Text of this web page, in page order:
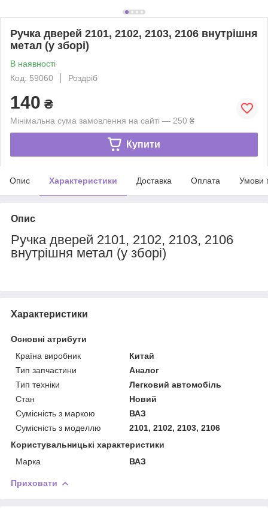
Ручка дверей 2101, 2102, 2103, 2106 внутрішня
метал (у зборі)
В наявності
Код: 59060
Роздріб
140 ₴
Мінімальна сума замовлення на сайті — 250 ₴
Купити
Опис Характеристики Доставка Оплата Умови
Опис
Ручка дверей 2101, 2102, 2103, 2106
внутрішня метал (у зборі)
Характеристики
Основні атрибути
Країна виробник
Китай
Тип запчастини
Аналог
Тип техніки
Легковий автомобіль
Стан
Новий
Сумісність з маркою
ВАЗ
Сумісність з моделлю
2101, 2102, 2103, 2106
Користувальницькі характеристики
Марка
ВАЗ
Приховати